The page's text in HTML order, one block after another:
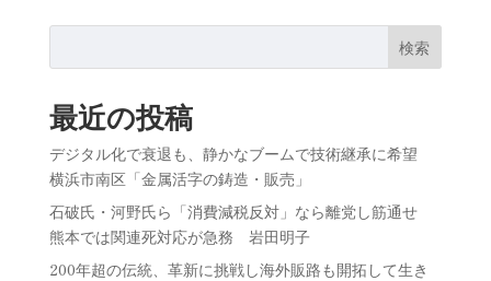
検索
最近の投稿
デジタル化で衰退も、静かなブームで技術継承に希望
横浜市南区「金属活字の鋳造・販売」
石破氏・河野氏ら「消費減税反対」なら離党し筋通せ
熊本では関連死対応が急務 岩田明子
200年超の伝統、革新に挑戦し海外販路も開拓して生き